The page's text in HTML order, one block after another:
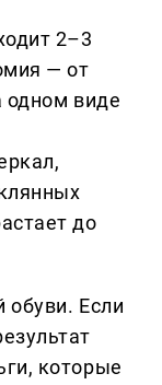
2–3
— от
одном виде
до
обуви. Если
которые